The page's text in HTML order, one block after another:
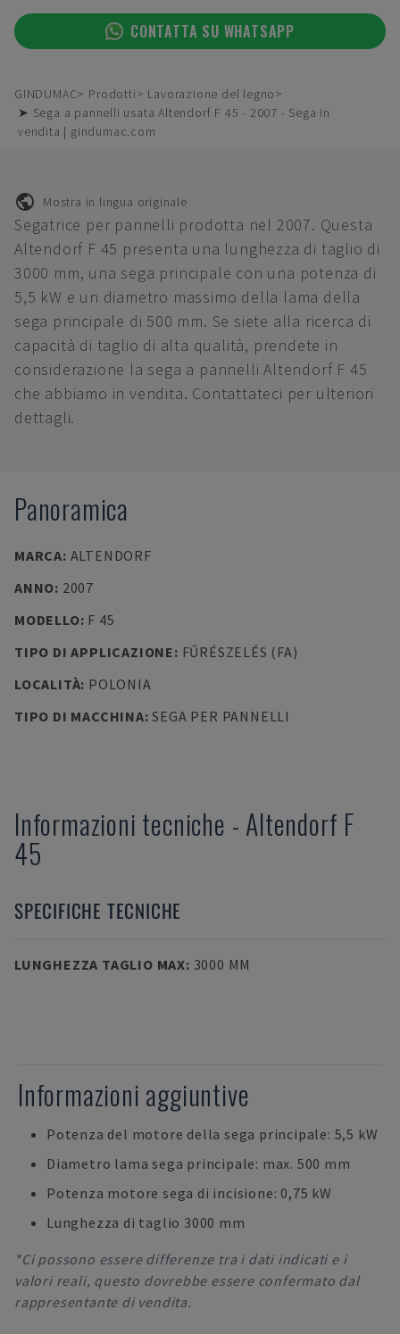
CONTATTA SU WHATSAPP
GINDUMAC Prodotti
Lavorazione del legno
➤ Sega a pannelli usata Altendorf F 45 - 2007 - Sega in
vendita | gindumac.com
Mostra in lingua originale
Segatrice per pannelli prodotta nel 2007. Questa
Altendorf F 45 presenta una lunghezza di taglio di
3000 mm, una sega principale con una potenza di
5,5 kW e un diametro massimo della lama della
sega principale di 500 mm. Se siete alla ricerca di
capacità di taglio di alta qualità, prendete in
considerazione la sega a pannelli Altendorf F 45
che abbiamo in vendita. Contattateci per ulteriori
dettagli.
Panoramica
MARCA: ALTENDORF
ANNO: 2007
MODELLO: F 45
TIPO DI APPLICAZIONE: FŰRÉSZELÉS (FA)
LOCALITÀ: POLONIA
TIPO DI MACCHINA:SEGA PER PANNELLI
Informazioni tecniche - Altendorf F
45
SPECIFICHE TECNICHE
LUNGHEZZA TAGLIO MAX: 3000 MM
Informazioni aggiuntive
Potenza del motore della sega principale: 5,5 kW
Diametro lama sega principale: max. 500 mm
Potenza motore sega di incisione: 0,75 kW
Lunghezza di taglio 3000 mm
*Ci possono essere differenze tra i dati indicati e i
valori reali, questo dovrebbe essere confermato dal
rappresentante di vendita.